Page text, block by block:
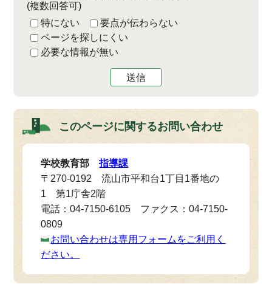
(複数回答可)
特にない
要点が伝わらない
ページを探しにくい
必要な情報が無い
送信
このページに関するお問い合わせ
学校教育部指導課
〒270-0192 流山市平和台1丁目1番地の
1 第1庁舎2階
電話：04-7150-6105 ファクス：04-7150-
0809
お問い合わせは専用フォームをご利用く
ださい。